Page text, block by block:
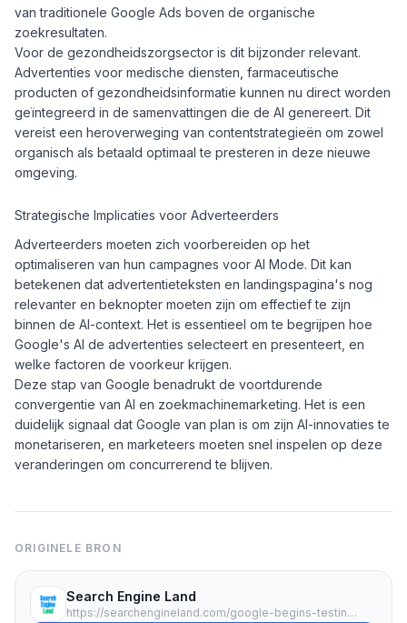
van traditionele Google Ads boven de organische
zoekresultaten.
Voor de gezondheidszorgsector is dit bijzonder relevant.
Advertenties voor medische diensten, farmaceutische
producten of gezondheidsinformatie kunnen nu direct worden
geïntegreerd in de samenvattingen die de AI genereert. Dit
vereist een heroverweging van contentstrategieën om zowel
organisch als betaald optimaal te presteren in deze nieuwe
omgeving.
Strategische Implicaties voor Adverteerders
Adverteerders moeten zich voorbereiden op het
optimaliseren van hun campagnes voor AI Mode. Dit kan
betekenen dat advertentieteksten en landingspagina's nog
relevanter en beknopter moeten zijn om effectief te zijn
binnen de AI-context. Het is essentieel om te begrijpen hoe
Google's AI de advertenties selecteert en presenteert, en
welke factoren de voorkeur krijgen.
Deze stap van Google benadrukt de voortdurende
convergentie van AI en zoekmachinemarketing. Het is een
duidelijk signaal dat Google van plan is om zijn AI-innovaties te
monetariseren, en marketeers moeten snel inspelen op deze
veranderingen om concurrerend te blijven.
ORIGINELE BRON
Search Engine Land
https://searchengineland.com/google-begins-testing-healthcare-ads-in-ai-mode-479264